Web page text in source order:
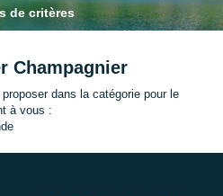
de critères
Champagnier
dans la catégorie pour le
à vous :